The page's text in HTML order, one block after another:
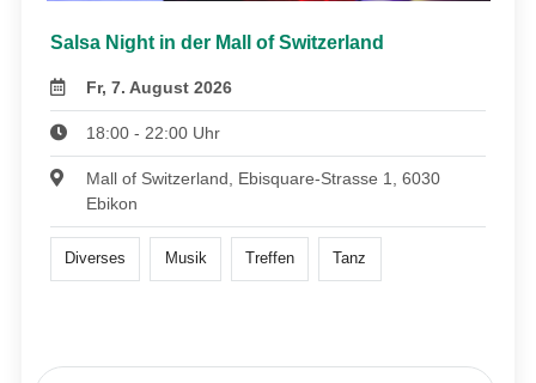
Salsa Night in der Mall of Switzerland
Fr, 7. August 2026
18:00 - 22:00 Uhr
Mall of Switzerland, Ebisquare-Strasse 1, 6030
Ebikon
Diverses Musik Treffen Tanz